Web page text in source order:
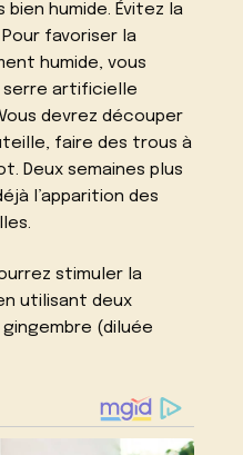
humide. Évitez la
favoriser la
humide, vous
artificielle
devrez découper
faire des trous à
Deux semaines plus
l’apparition des
stimuler la
utilisant deux
(diluée